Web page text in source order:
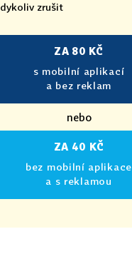
zrušit
ZA 80 KČ
s mobilní aplikací
a bez reklam
nebo
ZA 40 KČ
bez mobilní aplikace
a s reklamou